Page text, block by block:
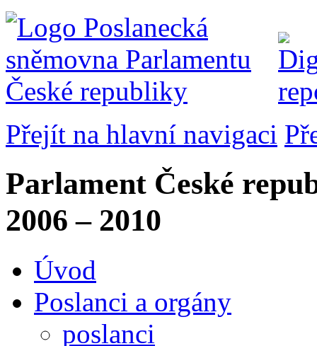
Přejít na hlavní navigaci
Parlament České
2006 – 2010
Úvod
Poslanci a orgány
poslanci